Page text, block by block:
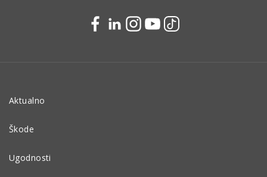
Aktualno
Škode
Ugodnosti